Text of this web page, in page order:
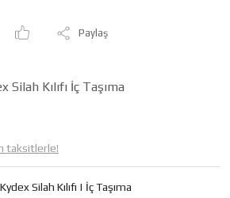
Paylaş
Silah Kılıfı İç Taşıma
taksitlerle!
Kydex Silah Kılıfı | İç Taşıma